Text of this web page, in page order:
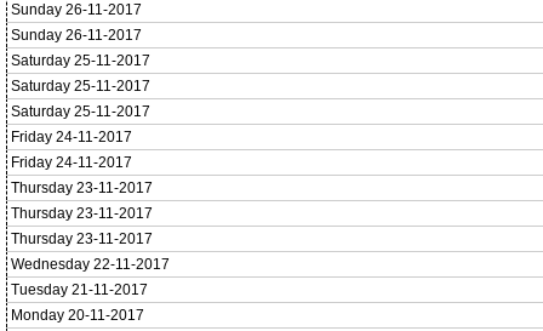
Sunday 26-11-2017
Sunday 26-11-2017
Saturday 25-11-2017
Saturday 25-11-2017
Saturday 25-11-2017
Friday 24-11-2017
Friday 24-11-2017
Thursday 23-11-2017
Thursday 23-11-2017
Thursday 23-11-2017
Wednesday 22-11-2017
Tuesday 21-11-2017
Monday 20-11-2017